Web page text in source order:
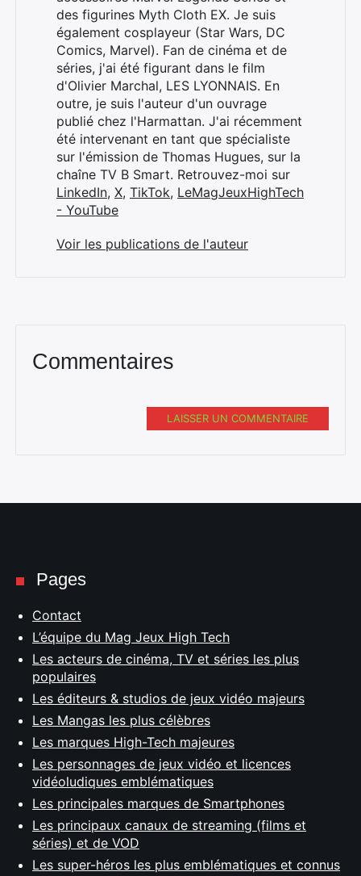
des figurines Myth Cloth EX. Je suis
également cosplayeur (Star Wars, DC
Comics, Marvel). Fan de cinéma et de
séries, j'ai été figurant dans le film
d'Olivier Marchal, LES LYONNAIS. En
outre, je suis l'auteur d'un ouvrage
publié chez l'Harmattan. J'ai récemment
été intervenant en tant que spécialiste
sur l'émission de Thomas Hugues, sur la
chaîne TV B Smart. Retrouvez-moi sur
LinkedIn, X, TikTok, LeMagJeuxHighTech
- YouTube
Voir les publications de l'auteur
Commentaires
LAISSER UN COMMENTAIRE
Pages
Contact
L’équipe du Mag Jeux High Tech
Les acteurs de cinéma, TV et séries les plus
populaires
Les éditeurs & studios de jeux vidéo majeurs
Les Mangas les plus célèbres
Les marques High-Tech majeures
Les personnages de jeux vidéo et licences
vidéoludiques emblématiques
Les principales marques de Smartphones
Les principaux canaux de streaming (films et
séries) et de VOD
Les super-héros les plus emblématiques et connus